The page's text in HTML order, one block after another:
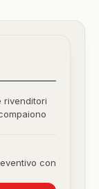
rivenditori
con